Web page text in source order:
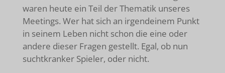
waren heute ein Teil der Thematik unseres
Meetings. Wer hat sich an irgendeinem Punkt
in seinem Leben nicht schon die eine oder
andere dieser Fragen gestellt. Egal, ob nun
suchtkranker Spieler, oder nicht.